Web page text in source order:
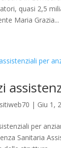
quasi 2,5
Maria Grazia...
| Giu 1,
per
Sanitaria